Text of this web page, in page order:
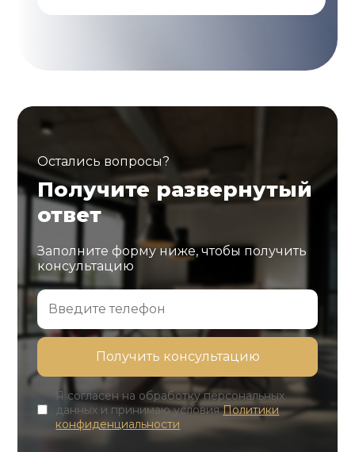
Остались вопросы?
Получите развернутый
ответ
Заполните форму ниже, чтобы получить
консультацию
Я согласен на обработку персональных
данных и принимаю условияПолитики
конфиденциальности